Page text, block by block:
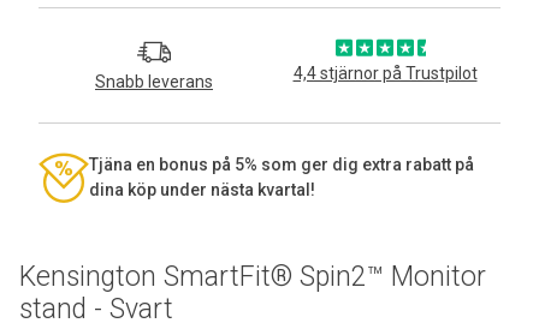
Kensington SmartFit® Spin2™ Monitor
stand - Svart
Snabb leverans 4,4 stjärnor på Trustpilot
Tjäna en bonus på 5% som ger dig extra rabatt på
dina köp under nästa kvartal!